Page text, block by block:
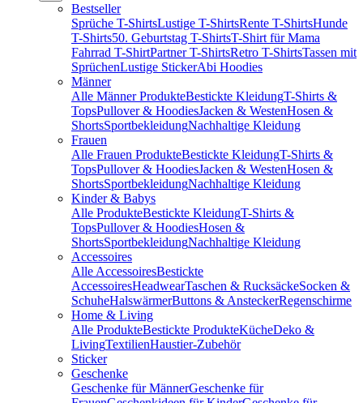
Bestseller
Sprüche T-ShirtsLustige T-ShirtsRente T-ShirtsHunde
T-Shirts50. Geburtstag T-ShirtsT-Shirt für Mama
Fahrrad T-ShirtPartner T-ShirtsRetro T-ShirtsTassen mit
SprüchenLustige StickerAbi Hoodies
Männer
Alle Männer ProdukteBestickte KleidungT-Shirts &
TopsPullover & HoodiesJacken & WestenHosen &
ShortsSportbekleidungNachhaltige Kleidung
Frauen
Alle Frauen ProdukteBestickte KleidungT-Shirts &
TopsPullover & HoodiesJacken & WestenHosen &
ShortsSportbekleidungNachhaltige Kleidung
Kinder & Babys
Alle ProdukteBestickte KleidungT-Shirts &
TopsPullover & HoodiesHosen &
ShortsSportbekleidungNachhaltige Kleidung
Accessoires
Alle AccessoiresBestickte
AccessoiresHeadwearTaschen & RucksäckeSocken &
SchuheHalswärmerButtons & AnsteckerRegenschirme
Home & Living
Alle ProdukteBestickte ProdukteKücheDeko &
LivingTextilienHaustier-Zubehör
Sticker
Geschenke
Geschenke für MännerGeschenke für